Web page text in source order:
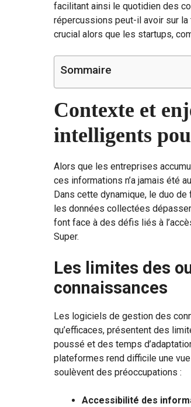
facilitant ainsi le quotidien des
répercussions peut-il avoir sur la
crucial alors que les startups,
Sommaire
Contexte et
intelligents
Alors que les entreprises
ces informations n’a jamais été
Dans cette dynamique, le duo
les données collectées
font face à des défis liés à
Super.
Les limites des
connaissances
Les logiciels de gestion des
qu’efficaces, présentent des
poussé et des temps
plateformes rend difficile une
soulèvent des préoccupations :
Accessibilité des